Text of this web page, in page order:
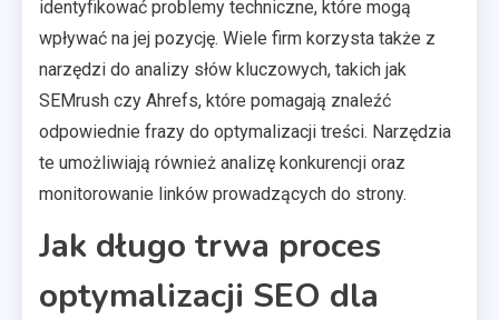
identyfikować problemy techniczne, które mogą
wpływać na jej pozycję. Wiele firm korzysta także z
narzędzi do analizy słów kluczowych, takich jak
SEMrush czy Ahrefs, które pomagają znaleźć
odpowiednie frazy do optymalizacji treści. Narzędzia
te umożliwiają również analizę konkurencji oraz
monitorowanie linków prowadzących do strony.
Jak długo trwa proces
optymalizacji SEO dla